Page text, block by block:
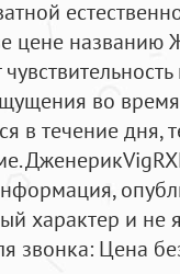
цене
во время
в течение дня,
характер и не
звонка: Цена